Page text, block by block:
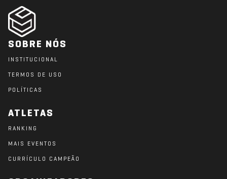
SOBRE NÓS
INSTITUCIONAL
TERMOS DE USO
POLÍTICAS
ATLETAS
RANKING
MAIS EVENTOS
CURRÍCULO CAMPEÃO